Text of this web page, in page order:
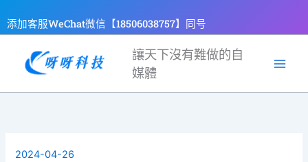
至
容
添加客服WeChat微信【18506038757】同号
讓天下沒有難做的自
媒體
2024-04-26